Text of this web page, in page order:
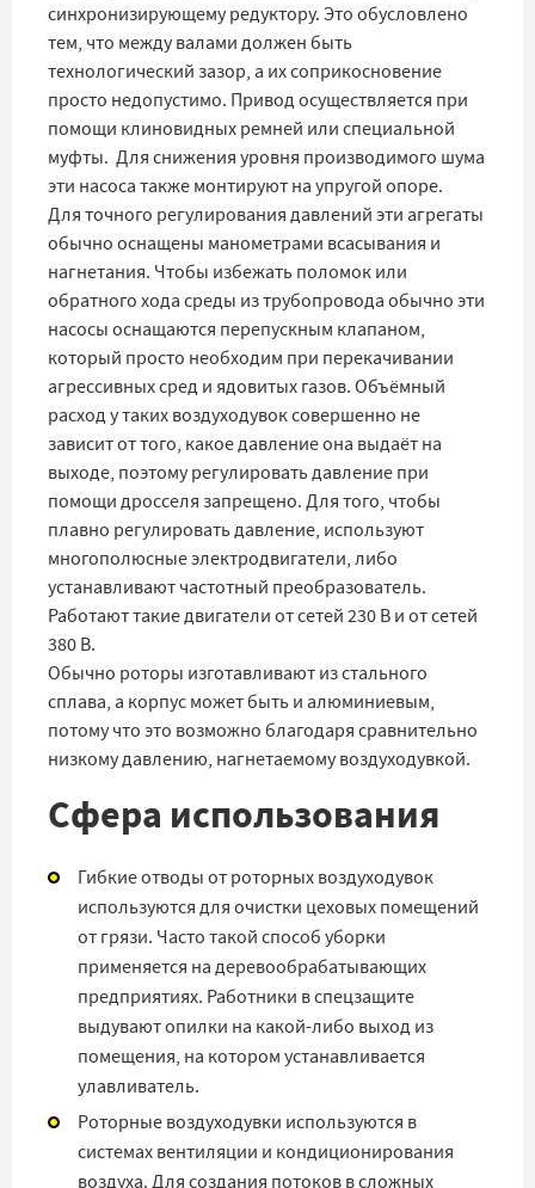
синхронизирующему редуктору. Это обусловлено
тем, что между валами должен быть
технологический зазор, а их соприкосновение
просто недопустимо. Привод осуществляется при
помощи клиновидных ремней или специальной
муфты. Для снижения уровня производимого шума
эти насоса также монтируют на упругой опоре.
Для точного регулирования давлений эти агрегаты
обычно оснащены манометрами всасывания и
нагнетания. Чтобы избежать поломок или
обратного хода среды из трубопровода обычно эти
насосы оснащаются перепускным клапаном,
который просто необходим при перекачивании
агрессивных сред и ядовитых газов. Объёмный
расход у таких воздуходувок совершенно не
зависит от того, какое давление она выдаёт на
выходе, поэтому регулировать давление при
помощи дросселя запрещено. Для того, чтобы
плавно регулировать давление, используют
многополюсные электродвигатели, либо
устанавливают частотный преобразователь.
Работают такие двигатели от сетей 230 В и от сетей
380 В.
Обычно роторы изготавливают из стального
сплава, а корпус может быть и алюминиевым,
потому что это возможно благодаря сравнительно
низкому давлению, нагнетаемому воздуходувкой.
Сфера использования
Гибкие отводы от роторных воздуходувок
используются для очистки цеховых помещений
от грязи. Часто такой способ уборки
применяется на деревообрабатывающих
предприятиях. Работники в спецзащите
выдувают опилки на какой-либо выход из
помещения, на котором устанавливается
улавливатель.
Роторные воздуходувки используются в
системах вентиляции и кондиционирования
воздуха. Для создания потоков в сложных